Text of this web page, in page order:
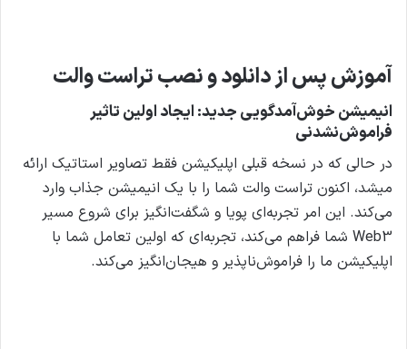
آموزش پس از دانلود و نصب تراست والت
انیمیشن خوش‌آمدگویی جدید: ایجاد اولین تاثیر
فراموش‌نشدنی
در حالی که در نسخه قبلی اپلیکیشن فقط تصاویر استاتیک ارائه
میشد، اکنون تراست والت شما را با یک انیمیشن جذاب وارد
می‌کند. این امر تجربه‌ای پویا و شگفت‌انگیز برای شروع مسیر
Web3 شما فراهم می‌کند، تجربه‌ای که اولین تعامل شما با
اپلیکیشن ما را فراموش‌ناپذیر و هیجان‌انگیز می‌کند.